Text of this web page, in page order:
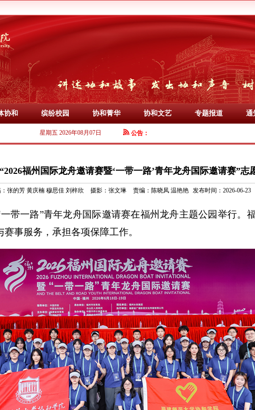
协和 缤纷校园 协和菁华 协和文艺 专题报道 通
星期五 2026年08月07日 公告：
福州国际龙舟邀请赛暨‘一带一路’青年龙舟国际邀请赛”志
张的芳 黄庆楠 穆思佳 刘梓欣 摄影： 张文琳 责编： 陈晓凤 温艳艳 发布时间：2026-06-23
带一路”青年龙舟国际邀请赛在福州龙舟主题公园举行。
事服务，承担各项保障工作。